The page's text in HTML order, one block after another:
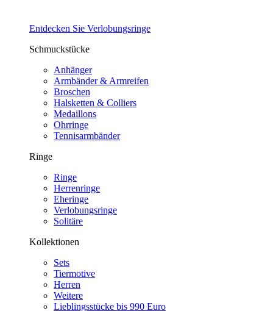
Entdecken Sie Verlobungsringe
Schmuckstücke
Anhänger
Armbänder & Armreifen
Broschen
Halsketten & Colliers
Medaillons
Ohrringe
Tennisarmbänder
Ringe
Ringe
Herrenringe
Eheringe
Verlobungsringe
Solitäre
Kollektionen
Sets
Tiermotive
Herren
Weitere
Lieblingsstücke bis 990 Euro